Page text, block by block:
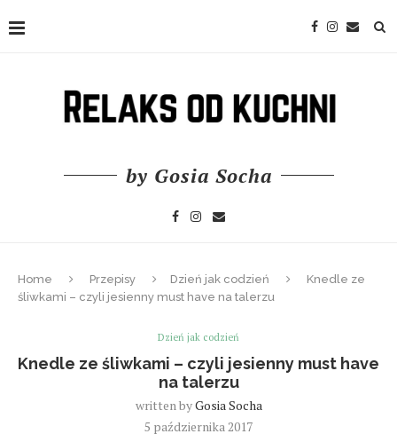
by Gosia Socha
Home Przepisy Dzień jak codzień
Knedle ze
śliwkami – czyli jesienny must have na talerzu
Dzień jak codzień
Knedle ze śliwkami – czyli jesienny must have
na talerzu
written byGosia Socha
5 października 2017